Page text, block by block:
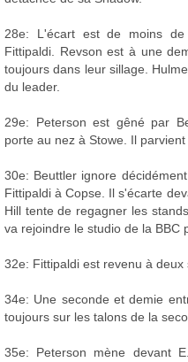
28e: L'écart est de moins
Fittipaldi. Revson est à une
toujours dans leur sillage.
du leader.
29e: Peterson est gêné par
porte au nez à Stowe. Il
30e: Beuttler ignore
Fittipaldi à Copse. Il s'écarte
Hill tente de regagner les
va rejoindre le studio de la BBC
32e: Fittipaldi est revenu à
34e: Une seconde et demie
toujours sur les talons de la
35e: Peterson mène devant